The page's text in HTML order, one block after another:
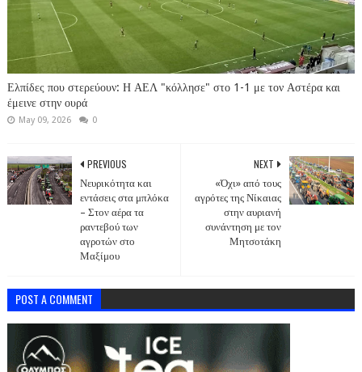
Ελπίδες που στερεύουν: Η ΑΕΛ "κόλλησε" στο 1-1 με τον Αστέρα και
έμεινε στην ουρά
May 09, 2026 0
NEXT
«Όχι» από τους
αγρότες της Νίκαιας
στην αυριανή
συνάντηση με τον
Μητσοτάκη
PREVIOUS
Νευρικότητα και
εντάσεις στα μπλόκα
– Στον αέρα τα
ραντεβού των
αγροτών στο
Μαξίμου
POST A COMMENT